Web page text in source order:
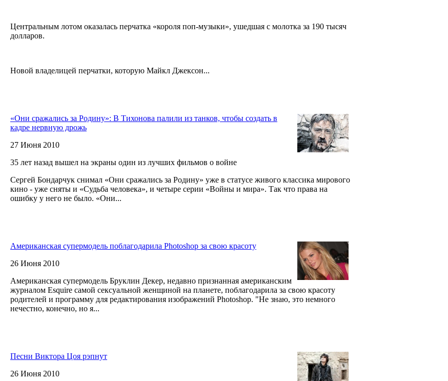
Центральным лотом оказалась перчатка «короля поп-музыки», ушедшая с молотка за 190 тысяч
долларов.
Новой владелицей перчатки, которую Майкл Джексон...
«Они сражались за Родину»: В Тихонова палили из танков, чтобы создать в
кадре нервную дрожь
27 Июня 2010
35 лет назад вышел на экраны один из лучших фильмов о войне
Сергей Бондарчук снимал «Они сражались за Родину» уже в статусе живого классика мирового
кино - уже сняты и «Судьба человека», и четыре серии «Войны и мира». Так что права на
ошибку у него не было. «Они...
Американская супермодель поблагодарила Photoshop за свою красоту
26 Июня 2010
Американская супермодель Бруклин Декер, недавно признанная американским
журналом Esquire самой сексуальной женщиной на планете, поблагодарила за свою красоту
родителей и программу для редактирования изображений Photoshop. "Не знаю, это немного
нечестно, конечно, но я...
Песни Виктора Цоя рэпнут
26 Июня 2010